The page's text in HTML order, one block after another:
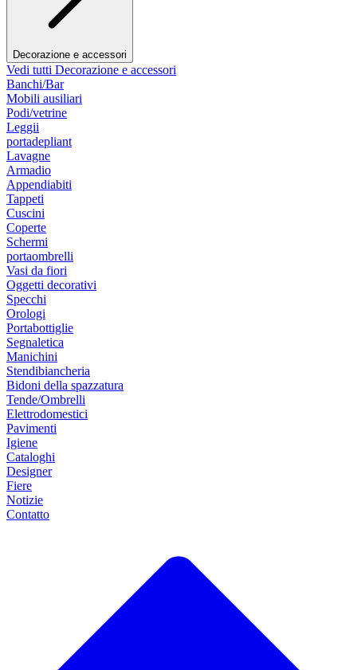
Decorazione e accessori
Vedi tutti Decorazione e accessori
Banchi/Bar
Mobili ausiliari
Podi/vetrine
Leggii
portadepliant
Lavagne
Armadio
Appendiabiti
Tappeti
Cuscini
Coperte
Schermi
portaombrelli
Vasi da fiori
Oggetti decorativi
Specchi
Orologi
Portabottiglie
Segnaletica
Manichini
Stendibiancheria
Bidoni della spazzatura
Tende/Ombrelli
Elettrodomestici
Pavimenti
Igiene
Cataloghi
Designer
Fiere
Notizie
Contatto